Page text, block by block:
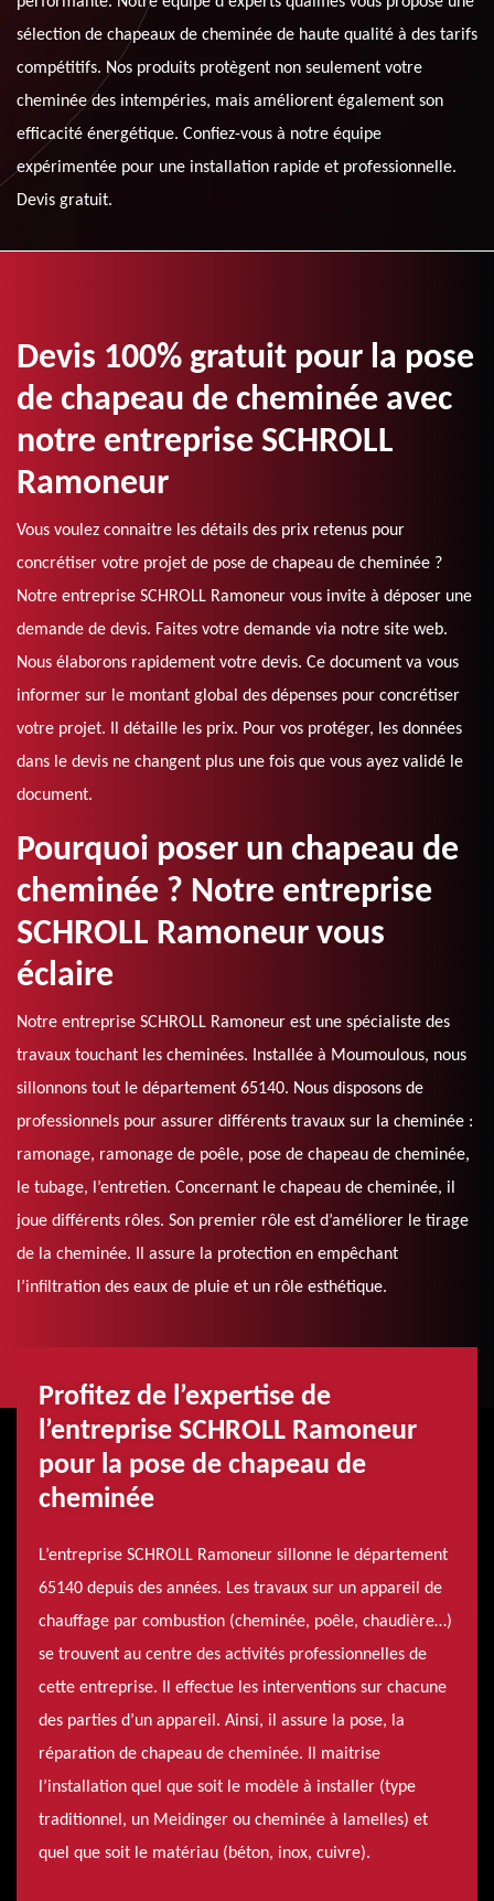
sélection de chapeaux de cheminée de haute qualité à des tarifs
compétitifs. Nos produits protègent non seulement votre
cheminée des intempéries, mais améliorent également son
efficacité énergétique. Confiez-vous à notre équipe
expérimentée pour une installation rapide et professionnelle.
Devis gratuit.
Devis 100% gratuit pour la pose
de chapeau de cheminée avec
notre entreprise SCHROLL
Ramoneur
Vous voulez connaitre les détails des prix retenus pour
concrétiser votre projet de pose de chapeau de cheminée ?
Notre entreprise SCHROLL Ramoneur vous invite à déposer une
demande de devis. Faites votre demande via notre site web.
Nous élaborons rapidement votre devis. Ce document va vous
informer sur le montant global des dépenses pour concrétiser
votre projet. Il détaille les prix. Pour vos protéger, les données
dans le devis ne changent plus une fois que vous ayez validé le
document.
Pourquoi poser un chapeau de
cheminée ? Notre entreprise
SCHROLL Ramoneur vous
éclaire
Notre entreprise SCHROLL Ramoneur est une spécialiste des
travaux touchant les cheminées. Installée à Moumoulous, nous
sillonnons tout le département 65140. Nous disposons de
professionnels pour assurer différents travaux sur la cheminée :
ramonage, ramonage de poêle, pose de chapeau de cheminée,
le tubage, l’entretien. Concernant le chapeau de cheminée, il
joue différents rôles. Son premier rôle est d’améliorer le tirage
de la cheminée. Il assure la protection en empêchant
l’infiltration des eaux de pluie et un rôle esthétique.
Profitez de l’expertise de
l’entreprise SCHROLL Ramoneur
pour la pose de chapeau de
cheminée
L’entreprise SCHROLL Ramoneur sillonne le département
65140 depuis des années. Les travaux sur un appareil de
chauffage par combustion (cheminée, poêle, chaudière…)
se trouvent au centre des activités professionnelles de
cette entreprise. Il effectue les interventions sur chacune
des parties d’un appareil. Ainsi, il assure la pose, la
réparation de chapeau de cheminée. Il maitrise
l’installation quel que soit le modèle à installer (type
traditionnel, un Meidinger ou cheminée à lamelles) et
quel que soit le matériau (béton, inox, cuivre).